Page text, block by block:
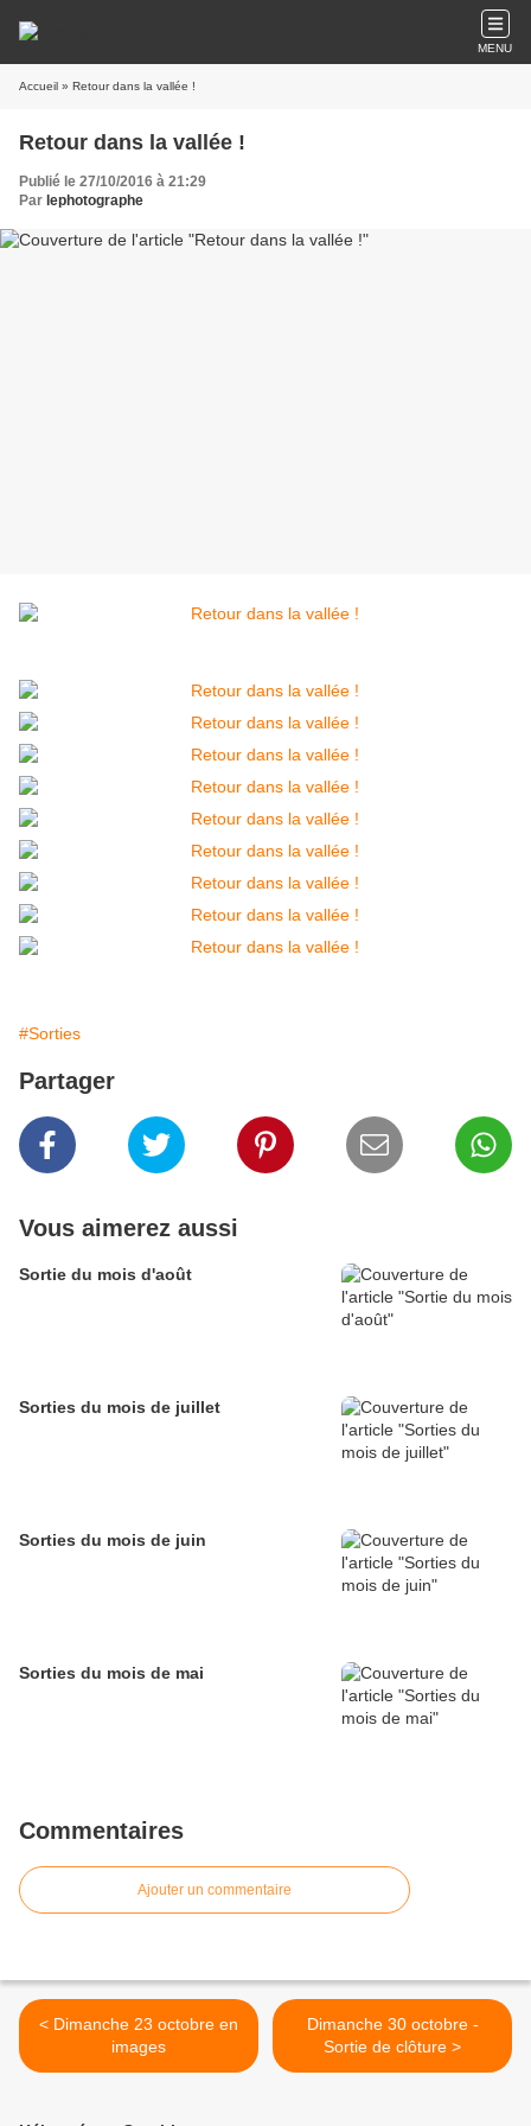
MENU
Accueil » Retour dans la vallée !
Retour dans la vallée !
Publié le 27/10/2016 à 21:29
Par lephotographe
#Sorties
Partager
Vous aimerez aussi
Sortie du mois d'août
Sorties du mois de juillet
Sorties du mois de juin
Sorties du mois de mai
Commentaires
Ajouter un commentaire
< Dimanche 23 octobre en
images
Dimanche 30 octobre -
Sortie de clôture >